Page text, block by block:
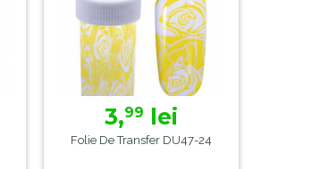
3,99 lei
Folie De Transfer DU47-24